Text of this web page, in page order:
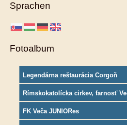
Sprachen
Fotoalbum
Legendárna reštaurácia Corgoň
Rímskokatolícka cirkev, farnosť
FK Veča JUNIORes